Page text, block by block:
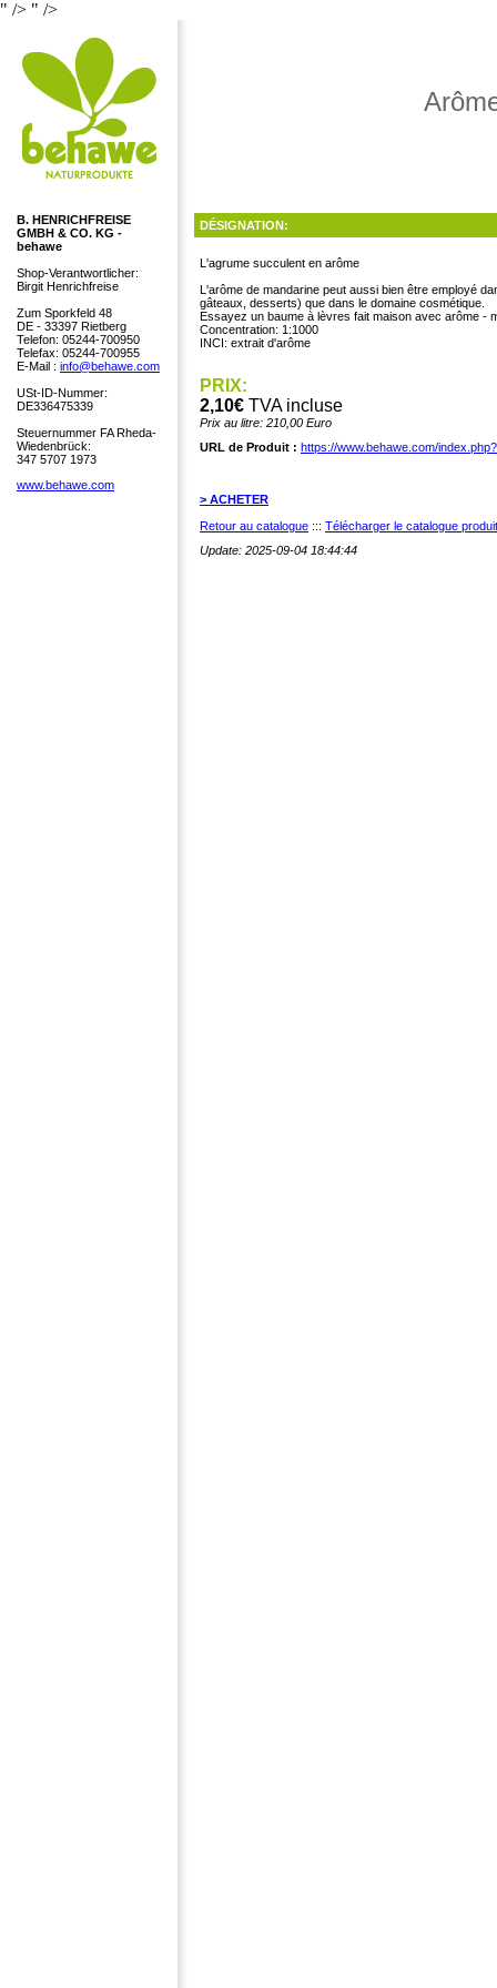
" /> " />
B. HENRICHFREISE
GMBH & CO. KG -
behawe
Shop-Verantwortlicher:
Birgit Henrichfreise
Zum Sporkfeld 48
DE - 33397 Rietberg
Telefon: 05244-700950
Telefax: 05244-700955
E-Mail : info@behawe.com
USt-ID-Nummer:
DE336475339
Steuernummer FA Rheda-
Wiedenbrück:
347 5707 1973
www.behawe.com
DÉSIGNATION:
L'agrume succulent en arôme
L'arôme de mandarine peut aussi bien être employé
gâteaux, desserts) que dans le domaine cosmétique.
Essayez un baume à lèvres fait maison avec arôme -
Concentration: 1:1000
INCI: extrait d'arôme
PRIX:
2,10€ TVA incluse
Prix au litre: 210,00 Euro
URL de Produit : https://www.behawe.com/
> ACHETER
Retour au catalogue ::: Télécharger le catalogue
Update: 2025-09-04 18:44:44